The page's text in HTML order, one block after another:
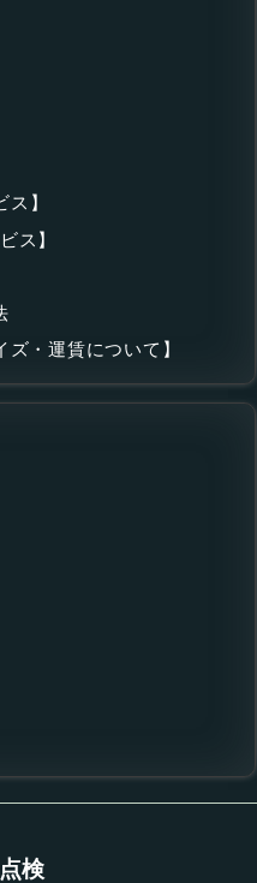
】
ス】
・運賃について】
検